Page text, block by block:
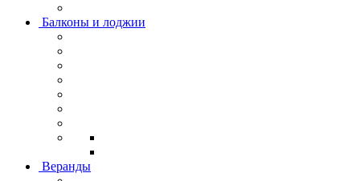
Балконы и лоджии
Веранды